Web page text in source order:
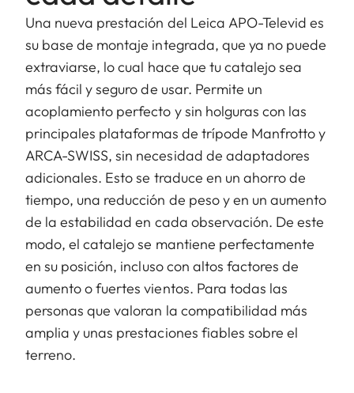
Una nueva prestación del Leica APO-Televid es
su base de montaje integrada, que ya no puede
extraviarse, lo cual hace que tu catalejo sea
más fácil y seguro de usar. Permite un
acoplamiento perfecto y sin holguras con las
principales plataformas de trípode Manfrotto y
ARCA-SWISS, sin necesidad de adaptadores
adicionales. Esto se traduce en un ahorro de
tiempo, una reducción de peso y en un aumento
de la estabilidad en cada observación. De este
modo, el catalejo se mantiene perfectamente
en su posición, incluso con altos factores de
aumento o fuertes vientos. Para todas las
personas que valoran la compatibilidad más
amplia y unas prestaciones fiables sobre el
terreno.